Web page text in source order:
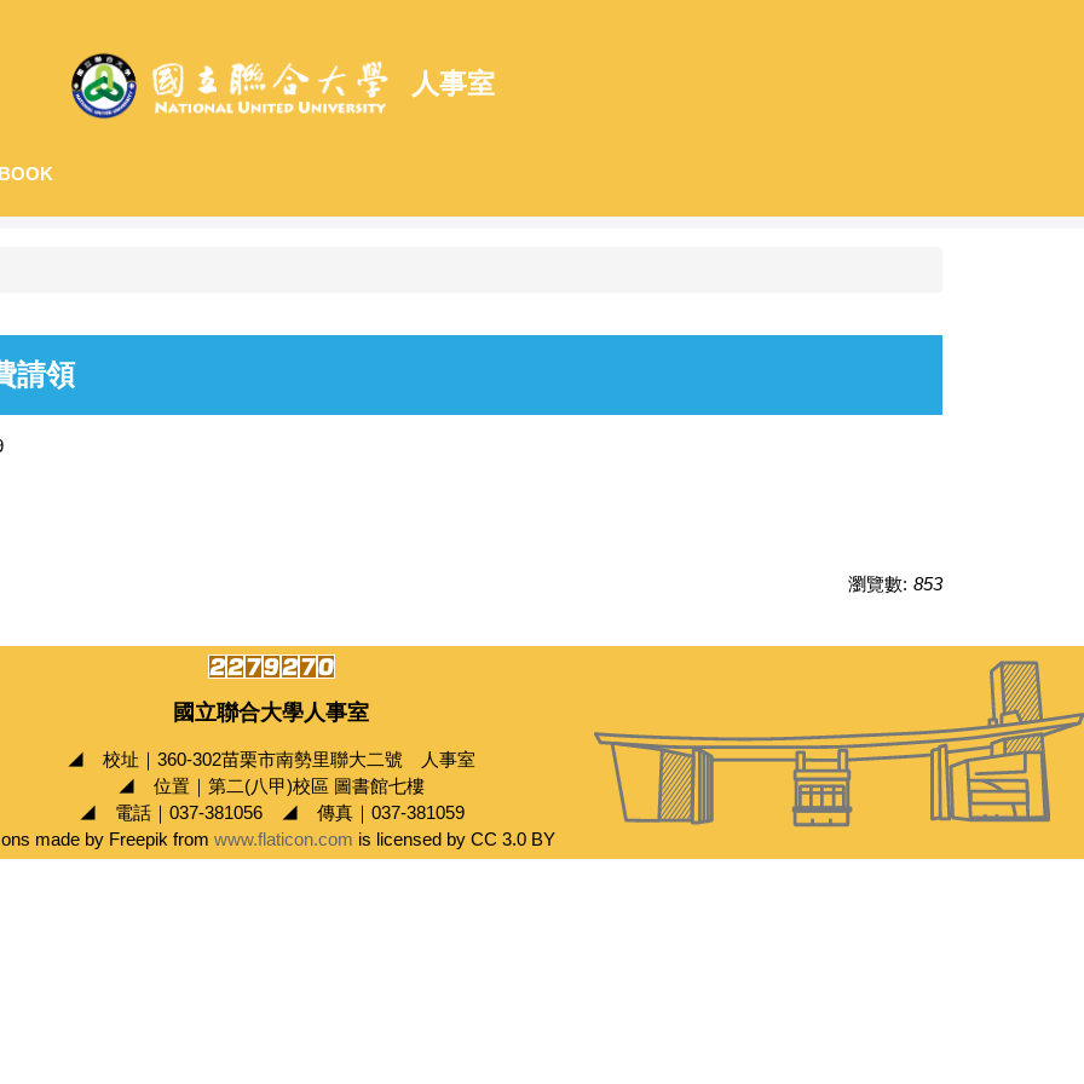
人事室
請領
瀏覽數: 853
國立聯合大學人事室
◢ 校址｜360-302苗栗市南勢里聯大二號 人事室
◢ 位置｜第二(八甲)校區 圖書館七樓
◢ 電話｜037-381056 ◢ 傳真｜037-381059
made by Freepik from www.flaticon.com is licensed by CC 3.0 BY